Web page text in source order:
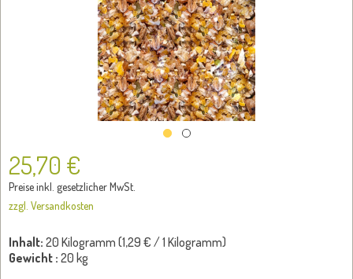
25,70 €
Preise inkl. gesetzlicher MwSt.
zzgl. Versandkosten
Inhalt: 20 Kilogramm (1,29 € / 1 Kilogramm)
Gewicht : 20 kg